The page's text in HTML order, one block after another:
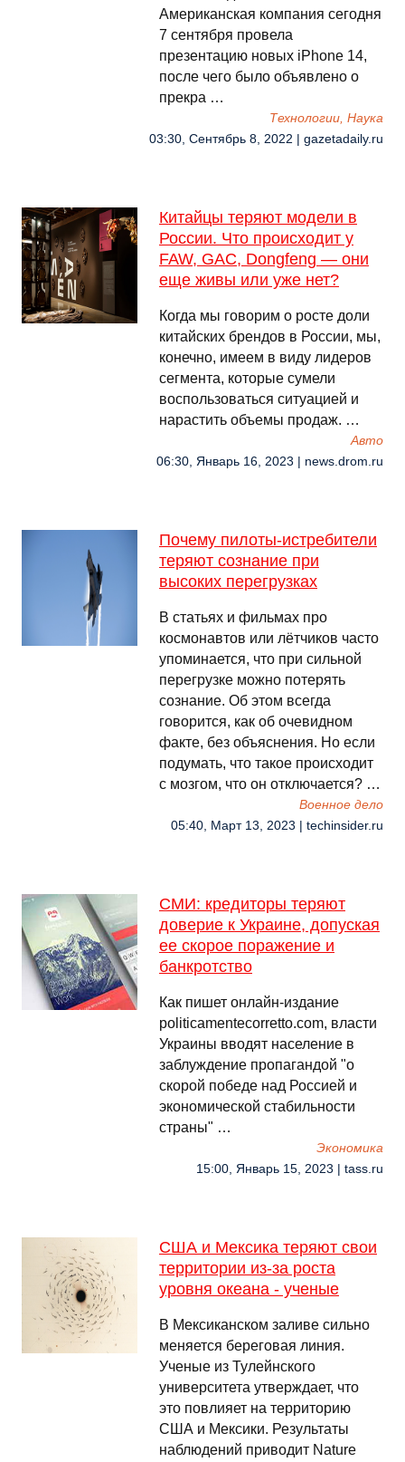
Американская компания сегодня
7 сентября провела
презентацию новых iPhone 14,
после чего было объявлено о
прекра …
Технологии, Наука
03:30, Сентябрь 8, 2022 | gazetadaily.ru
Китайцы теряют модели в
России. Что происходит у
FAW, GAC, Dongfeng — они
еще живы или уже нет?
Когда мы говорим о росте доли
китайских брендов в России, мы,
конечно, имеем в виду лидеров
сегмента, которые сумели
воспользоваться ситуацией и
нарастить объемы продаж. …
Авто
06:30, Январь 16, 2023 | news.drom.ru
Почему пилоты-истребители
теряют сознание при
высоких перегрузках
В статьях и фильмах про
космонавтов или лётчиков часто
упоминается, что при сильной
перегрузке можно потерять
сознание. Об этом всегда
говорится, как об очевидном
факте, без объяснения. Но если
подумать, что такое происходит
с мозгом, что он отключается? …
Военное дело
05:40, Март 13, 2023 | techinsider.ru
СМИ: кредиторы теряют
доверие к Украине, допуская
ее скорое поражение и
банкротство
Как пишет онлайн-издание
politicamentecorretto.com, власти
Украины вводят население в
заблуждение пропагандой "о
скорой победе над Россией и
экономической стабильности
страны" …
Экономика
15:00, Январь 15, 2023 | tass.ru
США и Мексика теряют свои
территории из-за роста
уровня океана - ученые
В Мексиканском заливе сильно
меняется береговая линия.
Ученые из Тулейнского
университета утверждает, что
это повлияет на территорию
США и Мексики. Результаты
наблюдений приводит Nature